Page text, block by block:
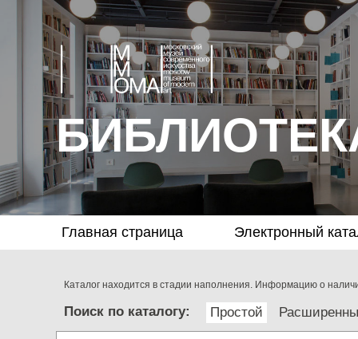
Главная страница Электронный
Каталог находится в стадии наполнения. Информацию о
Поиск по каталогу: Простой